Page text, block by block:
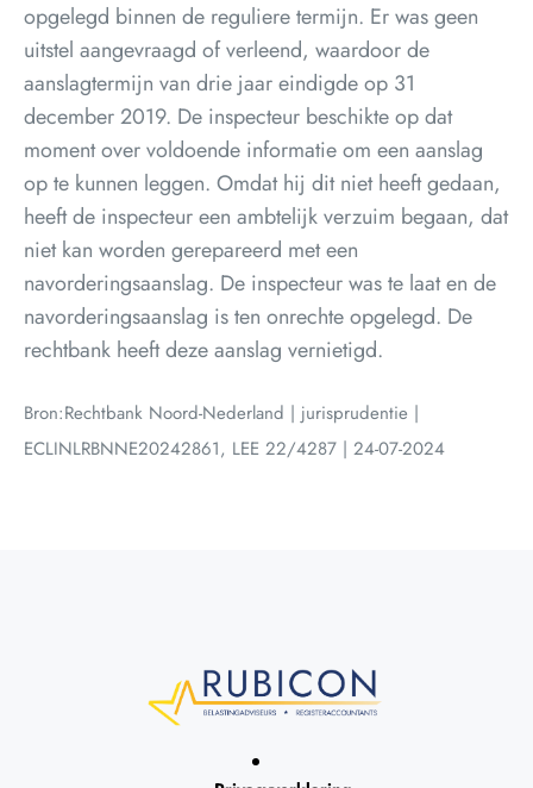
opgelegd binnen de reguliere termijn. Er was geen
uitstel aangevraagd of verleend, waardoor de
aanslagtermijn van drie jaar eindigde op 31
december 2019. De inspecteur beschikte op dat
moment over voldoende informatie om een aanslag
op te kunnen leggen. Omdat hij dit niet heeft gedaan,
heeft de inspecteur een ambtelijk verzuim begaan, dat
niet kan worden gerepareerd met een
navorderingsaanslag. De inspecteur was te laat en de
navorderingsaanslag is ten onrechte opgelegd. De
rechtbank heeft deze aanslag vernietigd.
Bron:Rechtbank Noord-Nederland | jurisprudentie |
ECLINLRBNNE20242861, LEE 22/4287 | 24-07-2024